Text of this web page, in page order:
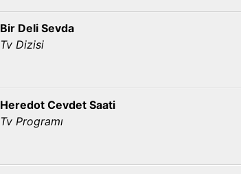
Bir Deli Sevda
Tv Dizisi
Heredot Cevdet Saati
Tv Programı